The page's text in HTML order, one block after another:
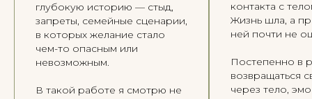
глубокую историю — стыд,
запреты, семейные сценарии,
в которых желание стало
чем-то опасным или
невозможным.
В такой работе я смотрю не
контакта с
Жизнь шла, а
ней почти не
Постепенно в
возвращаться
через тело,